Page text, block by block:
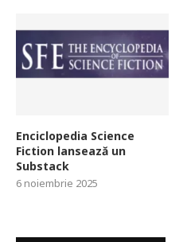
Enciclopedia Science
Fiction lansează un
Substack
6 noiembrie 2025